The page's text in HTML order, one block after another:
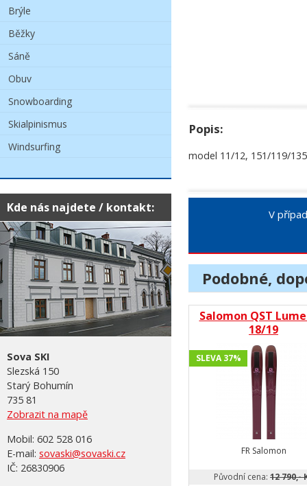
Popis:
model 11/12, 151/119/
V
Podobné,
Salomon QST
18/19
SLEVA 37%
FR Salomon
Původní cena: 12 790,-
Brýle
Běžky
Sáně
Obuv
Snowboarding
Skialpinismus
Windsurfing
Kde nás najdete / kontakt:
Sova SKI
Slezská 150
Starý Bohumín
735 81
Zobrazit na mapě
Mobil: 602 528 016
E-mail: sovaski@sovaski.cz
IČ: 26830906